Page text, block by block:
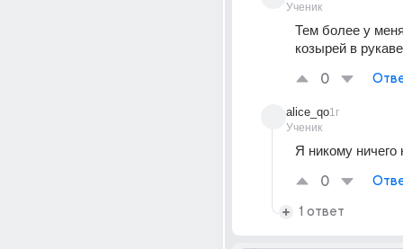
Ученик
Тем более у
козырей в
0
alice_qo
Ученик
1г
Я никому ничего
0
1 ответ